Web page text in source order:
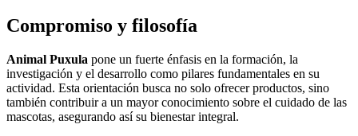
Compromiso y filosofía
Animal Puxula pone un fuerte énfasis en la formación, la
investigación y el desarrollo como pilares fundamentales en su
actividad. Esta orientación busca no solo ofrecer productos, sino
también contribuir a un mayor conocimiento sobre el cuidado de las
mascotas, asegurando así su bienestar integral.